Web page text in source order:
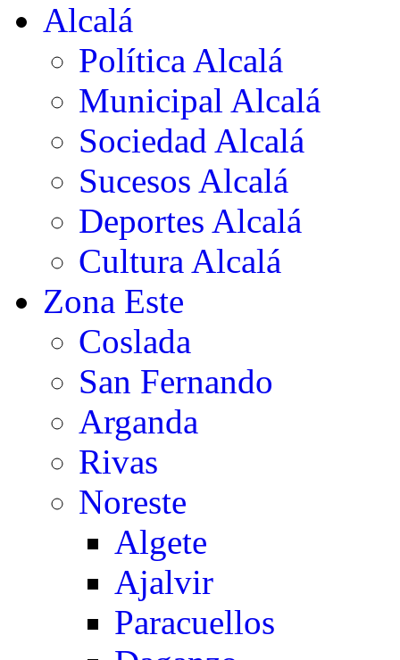
Alcalá
Política Alcalá
Municipal Alcalá
Sociedad Alcalá
Sucesos Alcalá
Deportes Alcalá
Cultura Alcalá
Zona Este
Coslada
San Fernando
Arganda
Rivas
Noreste
Algete
Ajalvir
Paracuellos